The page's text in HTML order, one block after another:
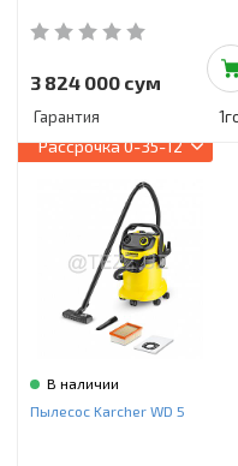
3 824 000 сум
Гарантия
Рассрочка0-35-12
В наличии
Пылесос Karcher WD 5